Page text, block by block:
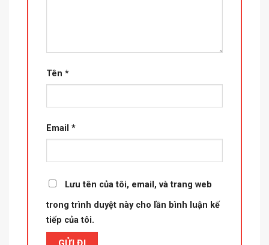
Tên *
Email *
Lưu tên của tôi, email, và trang web
trong trình duyệt này cho lần bình luận kế
tiếp của tôi.